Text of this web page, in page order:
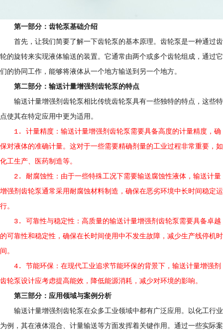
第一部分：齿轮泵基础介绍
首先，让我们简要了解一下齿轮泵的基本原理。齿轮泵是一种通过齿
轮的旋转来实现液体输送的装置。它通常由两个或多个齿轮组成，通过它
们的协同工作，能够将液体从一个地方输送到另一个地方。
第二部分：输送计量增强剂齿轮泵的特点
输送计量增强剂齿轮泵相比传统齿轮泵具有一些独特的特点，这些特
点使其在特定应用中更为适用。
1. 计量精度：输送计量增强剂齿轮泵需要具备高度的计量精度，确
保对液体的准确计量。这对于一些需要精确剂量的工业过程非常重要，如
化工生产、医药制造等。
2. 耐腐蚀性：由于一些特殊工况下需要输送腐蚀性液体，输送计量
增强剂齿轮泵通常采用耐腐蚀材料制造，确保在恶劣环境中长时间稳定运
行。
3. 可靠性与稳定性：高质量的输送计量增强剂齿轮泵需要具备卓越
的可靠性和稳定性，确保在长时间使用中不发生故障，减少生产线停机时
间。
4. 节能环保：在现代工业追求节能环保的背景下，输送计量增强剂
齿轮泵设计应考虑提高能效，降低能源消耗，减少对环境的影响。
第三部分：应用领域与案例分析
输送计量增强剂齿轮泵在众多工业领域中都有广泛应用。以化工行业
为例，其在液体混合、计量输送等方面发挥着关键作用。通过一些实际案